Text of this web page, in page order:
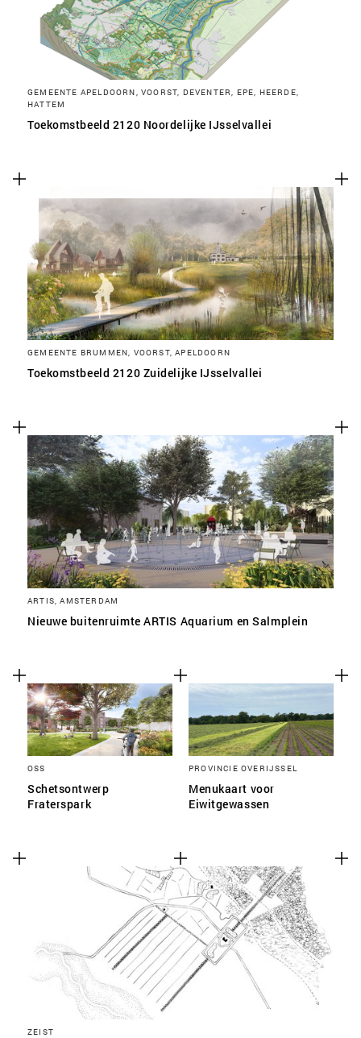
GEMEENTE APELDOORN, VOORST, DEVENTER, EPE, HEERDE,
HATTEM
Toekomstbeeld 2120 Noordelijke IJsselvallei
GEMEENTE BRUMMEN, VOORST, APELDOORN
Toekomstbeeld 2120 Zuidelijke IJsselvallei
ARTIS, AMSTERDAM
Nieuwe buitenruimte ARTIS Aquarium en Salmplein
OSS
Schetsontwerp
Fraterspark
PROVINCIE OVERIJSSEL
Menukaart voor
Eiwitgewassen
ZEIST